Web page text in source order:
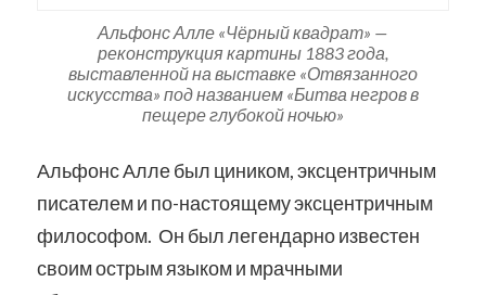
Альфонс Алле «Чёрный квадрат» —
реконструкция картины 1883 года,
выставленной на выставке «Отвязанного
искусства» под названием «Битва негров в
пещере глубокой ночью»
Альфонс Алле был циником, эксцентричным
писателем и по-настоящему эксцентричным
философом. Он был легендарно известен
своим острым языком и мрачными